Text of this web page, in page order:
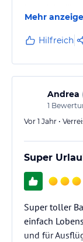
Mehr
Hilfreich
Andrea
1
Vor 1 Jahr •
Super
Super toller
einfach
und für